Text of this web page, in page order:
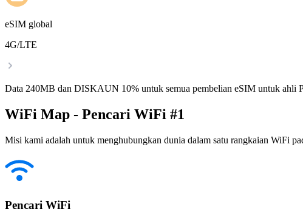
eSIM global
4G/LTE
Data 240MB dan DISKAUN 10% untuk semua pembelian eSIM untuk ahli
WiFi Map - Pencari WiFi #1
Misi kami adalah untuk menghubungkan dunia dalam satu rangkaian WiFi
Pencari WiFi